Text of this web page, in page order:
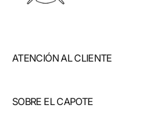
ATENCIÓN AL CLIENTE
SOBRE EL CAPOTE